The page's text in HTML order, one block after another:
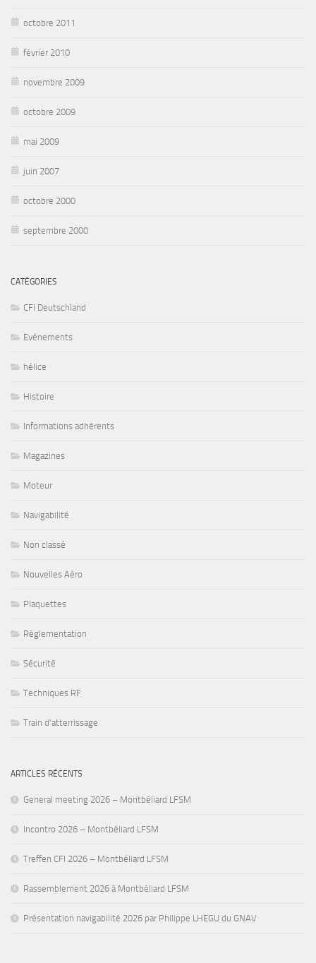
octobre 2011
février 2010
novembre 2009
octobre 2009
mai 2009
juin 2007
octobre 2000
septembre 2000
CATÉGORIES
CFI Deutschland
Evénements
hélice
Histoire
Informations adhérents
Magazines
Moteur
Navigabilité
Non classé
Nouvelles Aéro
Plaquettes
Réglementation
Sécurité
Techniques RF
Train d'atterrissage
ARTICLES RÉCENTS
General meeting 2026 – Montbéliard LFSM
Incontro 2026 – Montbéliard LFSM
Treffen CFI 2026 – Montbéliard LFSM
Rassemblement 2026 à Montbéliard LFSM
Présentation navigabilité 2026 par Philippe LHEGU du GNAV